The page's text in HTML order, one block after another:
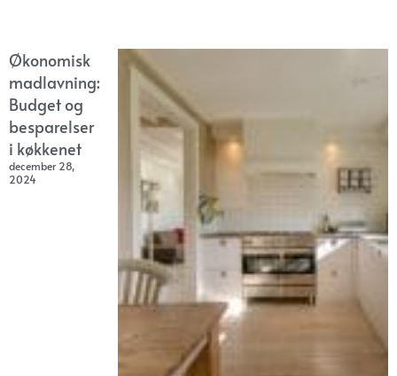
Økonomisk
madlavning:
Budget og
besparelser
i køkkenet
december 28,
2024